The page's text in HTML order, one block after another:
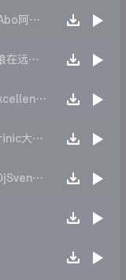
【沈风串烧】阿博音乐ExcellentDj Abo阿博 2022 经典再现
【沈风串烧】DJ亚君-中国沈阳风姑娘在远方中文专场上劲风暴ElectronicS慢摇大碟
【沈风串烧】2022.01沈阳DJ阿博 ExcellentDj Abo
【12.12】沈阳西部酒城鑫氏Turbotrinic大合集.dj鑫鑫
2k18回顾沈城经典第四场摇摆时刻-DjSven斯文